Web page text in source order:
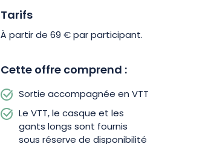
descente en VTT.
Tarifs
À partir de 69 € par participant.
Cette offre comprend :
Sortie accompagnée en VTT
Le VTT, le casque et les
gants longs sont fournis
sous réserve de disponibilité